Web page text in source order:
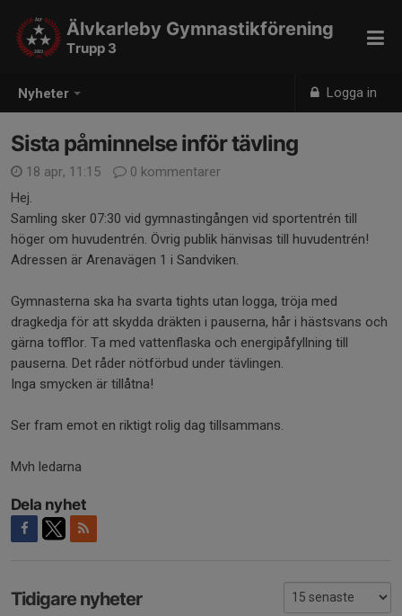
Nyheter Logga in
Älvkarleby Gymnastikförening
Trupp 3
Sista påminnelse inför tävling
18 apr, 11:15
0 kommentarer
Hej.
Samling sker 07:30 vid gymnastingången vid sportentrén till
höger om huvudentrén. Övrig publik hänvisas till huvudentrén!
Adressen är Arenavägen 1 i Sandviken.
Gymnasterna ska ha svarta tights utan logga, tröja med
dragkedja för att skydda dräkten i pauserna, hår i hästsvans och
gärna tofflor. Ta med vattenflaska och energipåfyllning till
pauserna. Det råder nötförbud under tävlingen.
Inga smycken är tillåtna!
Ser fram emot en riktigt rolig dag tillsammans.
Mvh ledarna
Dela nyhet
Tidigare nyheter